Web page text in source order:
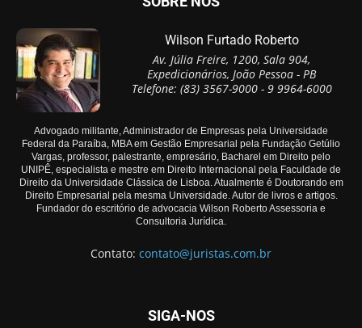
Wilson Furtado Roberto
Av. Júlia Freire, 1200, Sala 904,
Expedicionários, João Pessoa - PB
Telefone: (83) 3567-9000 - 9 9964-6000
Advogado militante, Administrador de Empresas pela Universidade
Federal da Paraíba, MBA em Gestão Empresarial pela Fundação Getúlio
Vargas, professor, palestrante, empresário, Bacharel em Direito pelo
UNIPÊ, especialista e mestre em Direito Internacional pela Faculdade de
Direito da Universidade Clássica de Lisboa. Atualmente é Doutorando em
Direito Empresarial pela mesma Universidade. Autor de livros e artigos.
Fundador do escritório de advocacia Wilson Roberto Assessoria e
Consultoria Jurídica.
Contato: contato@juristas.com.br
SIGA-NOS